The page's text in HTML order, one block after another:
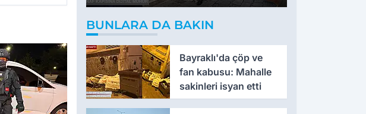
BUNLARA DA BAKIN
Bayraklı'da çöp ve
fan kabusu: Mahalle
sakinleri isyan etti